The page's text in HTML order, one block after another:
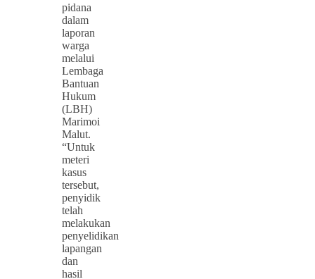
pidana
dalam
laporan
warga
melalui
Lembaga
Bantuan
Hukum
(LBH)
Marimoi
Malut.
“Untuk
meteri
kasus
tersebut,
penyidik
telah
melakukan
penyelidikan
lapangan
dan
hasil